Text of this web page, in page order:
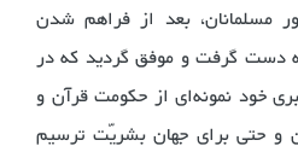
مسلمانان، بعد از فراهم شدن
دست گرفت و موفق گردید که در
خود نمونه‌ای از حکومت قرآن و
و حتی برای جهان بشریّت ترسیم